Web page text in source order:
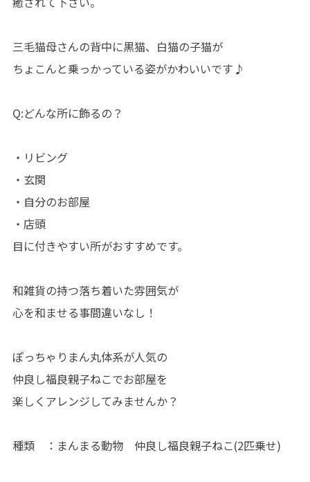
三毛猫母さんの背中に黒猫、白猫の子猫が
ちょこんと乗っかっている姿がかわいいです♪
Q:どんな所に飾るの？
・リビング
・玄関
・自分のお部屋
・店頭
目に付きやすい所がおすすめです。
和雑貨の持つ落ち着いた雰囲気が
心を和ませる事間違いなし！
ぽっちゃりまん丸体系が人気の
仲良し福良親子ねこでお部屋を
楽しくアレンジしてみませんか？
種類 ：まんまる動物 仲良し福良親子ねこ(2匹乗せ)